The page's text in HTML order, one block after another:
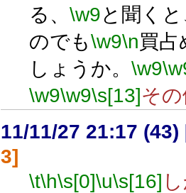
る、 \w9と聞く
のでも\w9\n買
しょうか。 \w9
\w9\w9\s[13]そ
11/11/27 21:17 (43)
3]
\t\h\s[0]\u\s[16]